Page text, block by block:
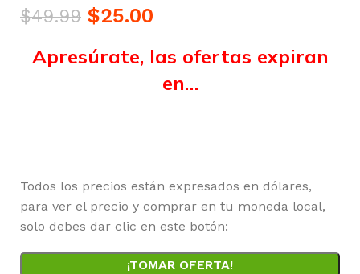
$49.99 $25.00
Apresúrate, las ofertas expiran
en…
Todos los precios están expresados en dólares,
para ver el precio y comprar en tu moneda local,
solo debes dar clic en este botón:
¡TOMAR OFERTA!